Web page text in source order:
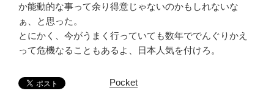
か能動的な事って余り得意じゃないのかもしれないな
ぁ、と思った。
とにかく、今がうまく行っていても数年ででんぐりかえ
って危機なることもあるよ、日本人気を付けろ。
Pocket